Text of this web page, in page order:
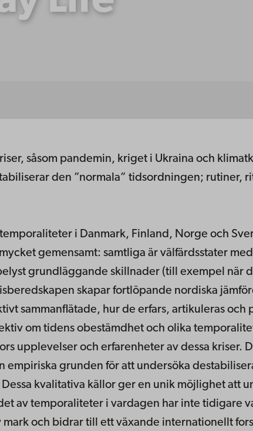
såsom pandemin, kriget i Ukraina och
den ”normala” tidsordningen; rutiner,
i Danmark, Finland, Norge och
gemensamt: samtliga är välfärdsstater
grundläggande skillnader (till exempel när
skapar fortlöpande nordiska
sammanflätade, hur de erfars, artikuleras och
om tidens obestämdhet och olika
upplevelser och erfarenheter av dessa kriser.
grunden för att undersöka
kvalitativa källor ger en unik möjlighet att
av temporaliteter i vardagen har inte tidigare
och bidrar till ett växande internationellt